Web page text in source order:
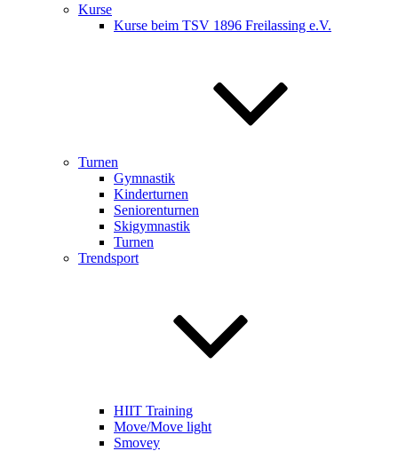
Kurse
Kurse beim TSV 1896 Freilassing e.V.
Turnen
Gymnastik
Kinderturnen
Seniorenturnen
Skigymnastik
Turnen
Trendsport
HIIT Training
Move/Move light
Smovey